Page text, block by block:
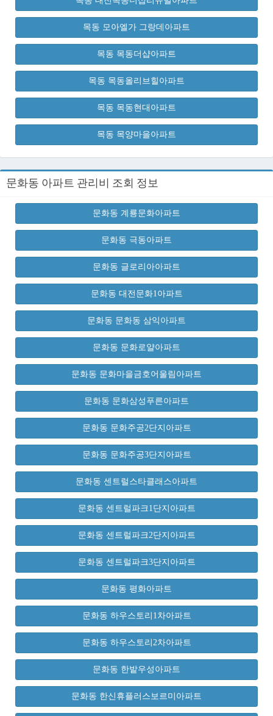
목동 모아엘가 그랑데아파트
목동 목동더샵아파트
목동 목동올리브힐아파트
목동 목동현대아파트
목동 목양마을아파트
문화동 아파트 관리비 조회 정보
문화동 계룡문화아파트
문화동 극동아파트
문화동 글로리아아파트
문화동 대전문화1아파트
문화동 문화동 삼익아파트
문화동 문화로얄아파트
문화동 문화마을금호어울림아파트
문화동 문화삼성푸른아파트
문화동 문화주공2단지아파트
문화동 문화주공3단지아파트
문화동 센트럴스타클래스아파트
문화동 센트럴파크1단지아파트
문화동 센트럴파크2단지아파트
문화동 센트럴파크3단지아파트
문화동 평화아파트
문화동 하우스토리1차아파트
문화동 하우스토리2차아파트
문화동 한밭우성아파트
문화동 한신휴플러스보르미아파트